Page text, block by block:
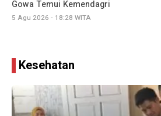
Gowa Temui Kemendagri
5 Agu 2026 - 18:28 WITA
Kesehatan